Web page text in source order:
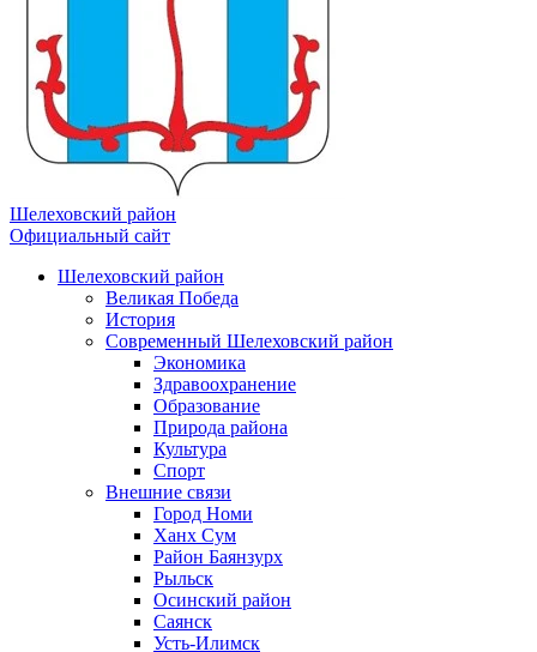
Шелеховский район
Официальный сайт
Шелеховский район
Великая Победа
История
Современный Шелеховский район
Экономика
Здравоохранение
Образование
Природа района
Культура
Спорт
Внешние связи
Город Номи
Ханх Сум
Район Баянзурх
Рыльск
Осинский район
Саянск
Усть-Илимск